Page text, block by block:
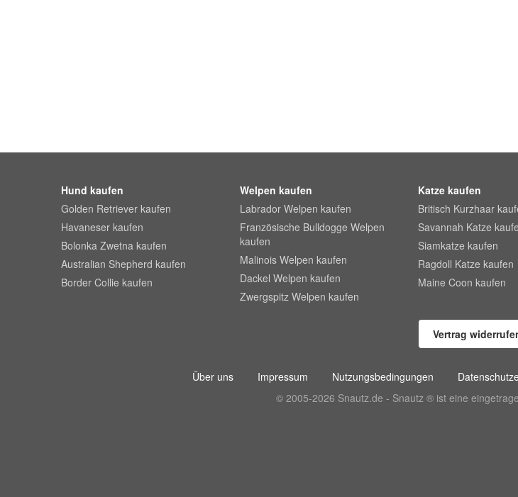
Hund kaufen
Golden Retriever kaufen
Havaneser kaufen
Bolonka Zwetna kaufen
Australian Shepherd kaufen
Border Collie kaufen
Welpen kaufen
Labrador Welpen kaufen
Französische Bulldogge Welpen
kaufen
Malinois Welpen kaufen
Dackel Welpen kaufen
Zwergspitz Welpen kaufen
Katze kaufen
Britisch Kurzhaar
Savannah Katze
Siamkatze kaufen
Ragdoll Katze kaufen
Maine Coon kaufen
Vertrag
Über uns Impressum Nutzungsbedingungen
© 2005-2026 Snautz.de - Snautz ® ist eine